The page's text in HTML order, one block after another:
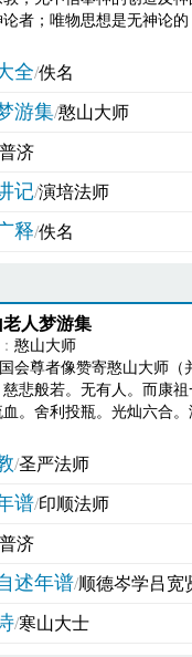
论者；唯物思想是无神论
全/佚名
游集/憨山大师
普济
记/演培法师
释/佚名
人梦游集
憨山大师
国会尊者像赞寄憨山大
悲般若。无有人。而康祖
。舍利投瓶。光灿六合。
/圣严法师
谱/印顺法师
普济
述年谱/顺德岑学吕宽
/寒山大士